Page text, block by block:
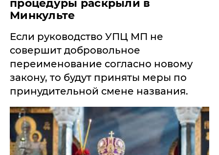
процедуры раскрыли в
Минкульте
Если руководство УПЦ МП не
совершит добровольное
переименование согласно новому
закону, то будут приняты меры по
принудительной смене названия.